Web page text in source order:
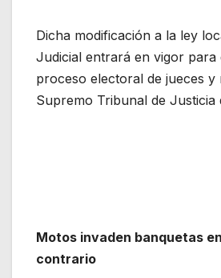
Dicha modificación a la ley
Judicial entrará en vigor para
proceso electoral de jueces y
Supremo Tribunal de Justicia
Motos invaden banquetas
contrario